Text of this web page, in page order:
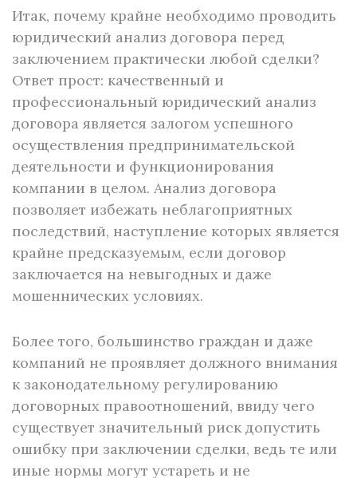
Итак, почему крайне необходимо проводить
юридический анализ договора перед
заключением практически любой сделки?
Ответ прост: качественный и
профессиональный юридический анализ
договора является залогом успешного
осуществления предпринимательской
деятельности и функционирования
компании в целом. Анализ договора
позволяет избежать неблагоприятных
последствий, наступление которых является
крайне предсказуемым, если договор
заключается на невыгодных и даже
мошеннических условиях.
Более того, большинство граждан и даже
компаний не проявляет должного внимания
к законодательному регулированию
договорных правоотношений, ввиду чего
существует значительный риск допустить
ошибку при заключении сделки, ведь те или
иные нормы могут устареть и не